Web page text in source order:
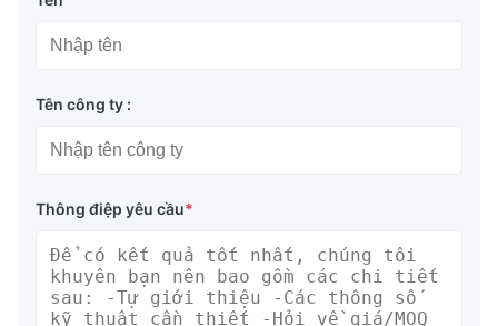
Tên công ty :
Thông điệp yêu cầu*